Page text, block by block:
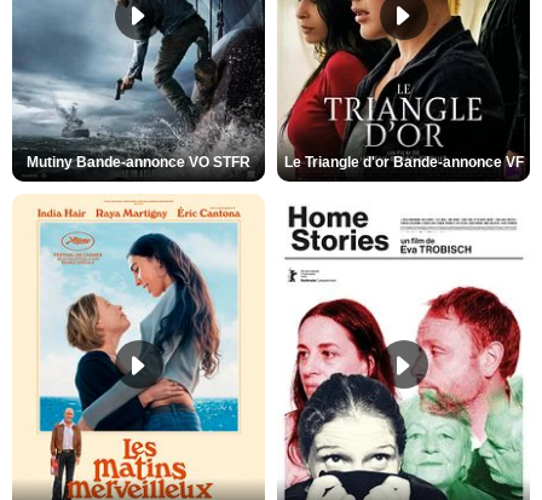
Mutiny Bande-annonce VO STFR Le Triangle d'or Bande-annonce VF